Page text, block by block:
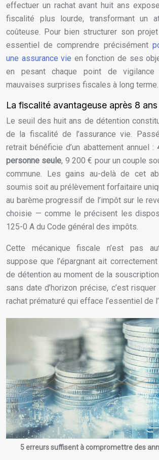
effectuer un rachat avant huit ans
fiscalité plus lourde, transformant un
coûteuse. Pour bien structurer son
essentiel de comprendre précisément
une assurance vie en fonction de ses
en pesant chaque point de
mauvaises surprises fiscales à long terme.
La fiscalité avantageuse après 8 ans
Le seuil des huit ans de détention
de la fiscalité de l’assurance vie.
retrait bénéficie d’un abattement annuel :
personne seule, 9 200 € pour un couple
commune. Les gains au-delà de cet
soumis soit au prélèvement forfaitaire
au barème progressif de l’impôt sur le
choisie — comme le précisent les
125-0 A du Code général des impôts.
Cette mécanique fiscale n’est pas
suppose que l’épargnant ait
de détention au moment de la
sans date d’horizon précise, c’est
rachat prématuré qui efface l’essentiel de
5 erreurs suffisent à compromettre des